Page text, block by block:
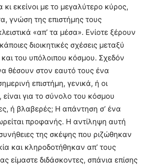
εκείνοι με το μεγαλύτερο κύρος,
γνώση της επιστήμης τους
«απ’ τα μέσα». Ενίοτε ξέρουν
διοικητικές σχέσεις μεταξύ
και του υπόλοιπου κόσμου. Σχεδόν
θέσουν στον εαυτό τους ένα
επιστήμη, γενικά, ή οι
είναι για το σύνολο του κόσμου
ή βλαβερές; Η απάντηση σ’ ένα
προφανής. Η αντίληψη αυτή
της σκέψης που ριζώθηκαν
και κληροδοτήθηκαν απ’ τους
είμαστε διδάσκοντες, σπάνια επίσης